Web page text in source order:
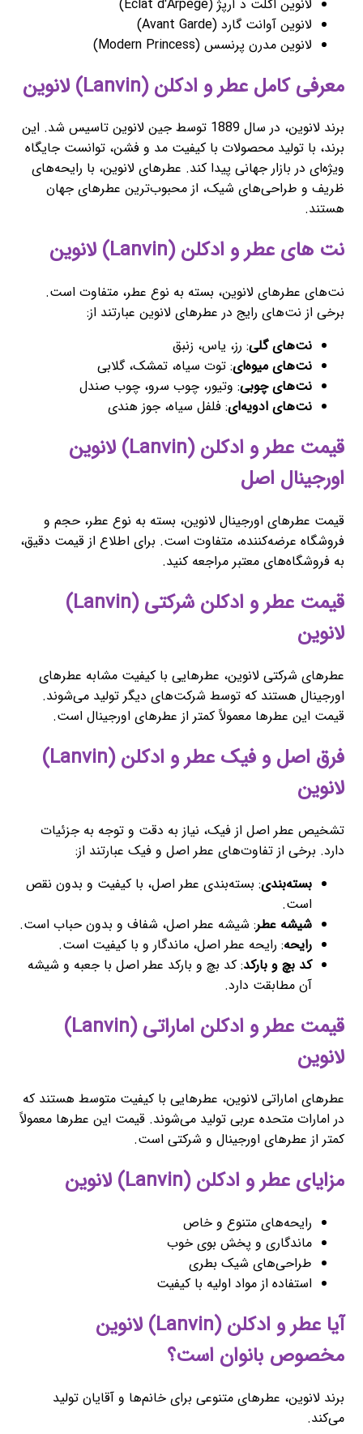
لانوین اکلت د آرپژ (Eclat d'Arpège)
لانوین آوانت گارد (Avant Garde)
لانوین مدرن پرنسس (Modern Princess)
معرفی کامل عطر و ادکلن (Lanvin) لانوین
برند لانوین، در سال 1889 توسط جین لانوین تاسیس شد. این
برند، با تولید محصولات با کیفیت مد و فشن، توانست جایگاه
ویژه‌ای در بازار جهانی پیدا کند. عطرهای لانوین، با رایحه‌های
ظریف و طراحی‌های شیک، از محبوب‌ترین عطرهای جهان
هستند.
نت های عطر و ادکلن (Lanvin) لانوین
نت‌های عطرهای لانوین، بسته به نوع عطر، متفاوت است.
برخی از نت‌های رایج در عطرهای لانوین عبارتند از:
نت‌های گلی: رز، یاس، زنبق
نت‌های میوه‌ای: توت سیاه، تمشک، گلابی
نت‌های چوبی: وتیور، چوب سرو، چوب صندل
نت‌های ادویه‌ای: فلفل سیاه، جوز هندی
قیمت عطر و ادکلن (Lanvin) لانوین
اورجینال اصل
قیمت عطرهای اورجینال لانوین، بسته به نوع عطر، حجم و
فروشگاه عرضه‌کننده، متفاوت است. برای اطلاع از قیمت دقیق،
به فروشگاه‌های معتبر مراجعه کنید.
قیمت عطر و ادکلن شرکتی (Lanvin)
لانوین
عطرهای شرکتی لانوین، عطرهایی با کیفیت مشابه عطرهای
اورجینال هستند که توسط شرکت‌های دیگر تولید می‌شوند.
قیمت این عطرها معمولاً کمتر از عطرهای اورجینال است.
فرق اصل و فیک عطر و ادکلن (Lanvin)
لانوین
تشخیص عطر اصل از فیک، نیاز به دقت و توجه به جزئیات
دارد. برخی از تفاوت‌های عطر اصل و فیک عبارتند از:
بسته‌بندی: بسته‌بندی عطر اصل، با کیفیت و بدون نقص
است.
شیشه عطر: شیشه عطر اصل، شفاف و بدون حباب است.
رایحه: رایحه عطر اصل، ماندگار و با کیفیت است.
کد بچ و بارکد: کد بچ و بارکد عطر اصل با جعبه و شیشه
آن مطابقت دارد.
قیمت عطر و ادکلن اماراتی (Lanvin)
لانوین
عطرهای اماراتی لانوین، عطرهایی با کیفیت متوسط هستند که
در امارات متحده عربی تولید می‌شوند. قیمت این عطرها معمولاً
کمتر از عطرهای اورجینال و شرکتی است.
مزایای عطر و ادکلن (Lanvin) لانوین
رایحه‌های متنوع و خاص
ماندگاری و پخش بوی خوب
طراحی‌های شیک بطری
استفاده از مواد اولیه با کیفیت
آیا عطر و ادکلن (Lanvin) لانوین
مخصوص بانوان است؟
برند لانوین، عطرهای متنوعی برای خانم‌ها و آقایان تولید
می‌کند.